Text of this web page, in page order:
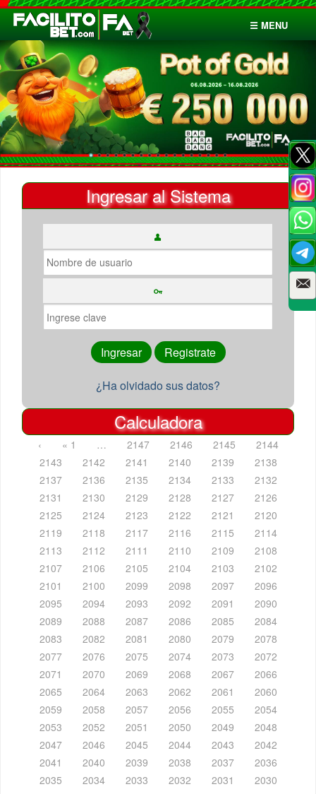
☰ MENU
Inicio
Apuestas
Cuentas
Ingresar al Sistema
¿Ha olvidado sus datos?
Calculadora
‹ « 1 … 2147 2146 2145
2144
2143
2142 2141 2140 2139
2138
2137
2136 2135 2134 2133
2132
2131
2130 2129 2128 2127
2126
2125
2124 2123 2122 2121
2120
2119
2118 2117 2116 2115
2114
2113
2112 2111 2110 2109
2108
2107
2106 2105 2104 2103
2102
2101
2100 2099 2098 2097
2096
2095
2094 2093 2092 2091
2090
2089
2088 2087 2086 2085
2084
2083
2082 2081 2080 2079
2078
2077
2076 2075 2074 2073
2072
2071
2070 2069 2068 2067
2066
2065
2064 2063 2062 2061
2060
2059
2058 2057 2056 2055
2054
2053
2052 2051 2050 2049
2048
2047
2046 2045 2044 2043
2042
2041
2040 2039 2038 2037
2036
2035
2034 2033 2032 2031
2030